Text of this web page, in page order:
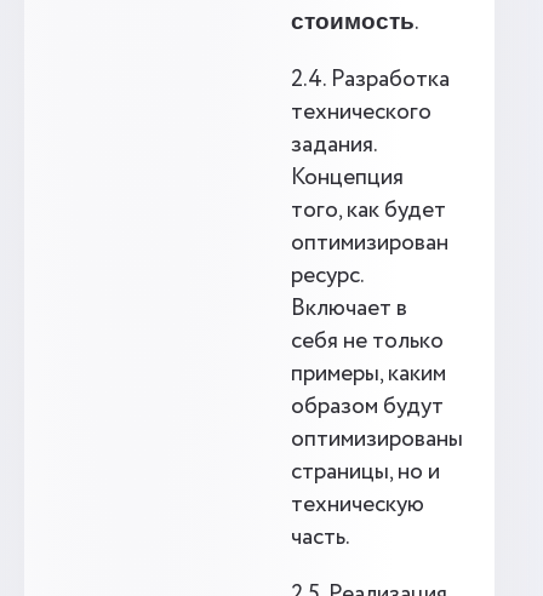
стоимость.
2.4. Разработка
технического
задания.
Концепция
того, как будет
оптимизирован
ресурс.
Включает в
себя не только
примеры, каким
образом будут
оптимизированы
страницы, но и
техническую
часть.